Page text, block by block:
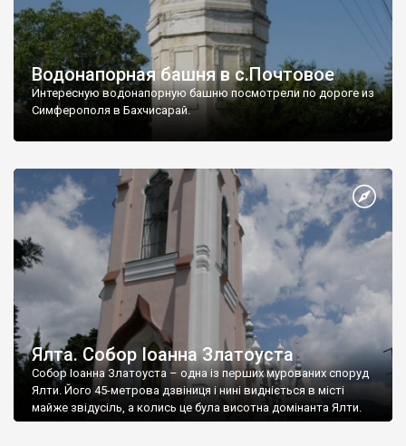
Водонапорная башня в с.Почтовое
Интересную водонапорную башню посмотрели по дороге из
Симферополя в Бахчисарай.
Ялта. Собор Іоанна Златоуста
Собор Іоанна Златоуста – одна із перших мурованих споруд
Ялти. Його 45-метрова дзвіниця і нині видніється в місті
майже звідусіль, а колись це була висотна домінанта Ялти.